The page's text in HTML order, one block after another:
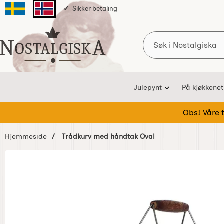
Svenska sidanNorska sidan
Sikker betaling
Startsiden for Nostalgiska
Søk
Julepynt På kjøkkenet
Obs! Våre
Hjemmeside Trådkurv med håndtak Oval